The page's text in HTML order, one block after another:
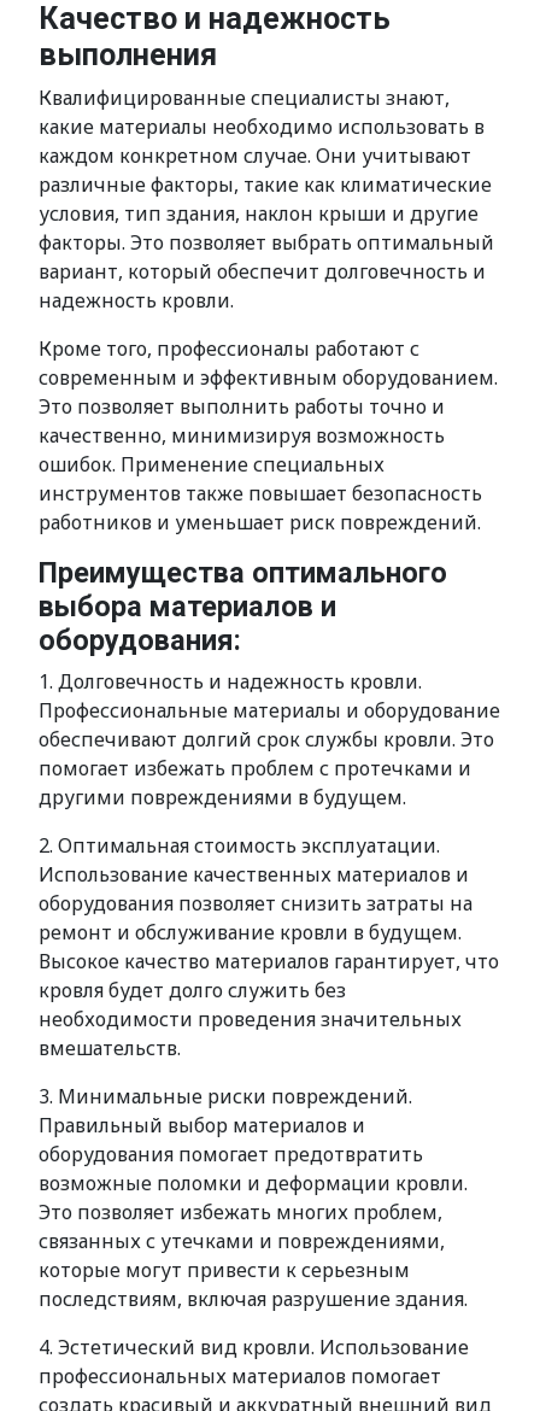
Качество и надежность
выполнения
Квалифицированные специалисты знают,
какие материалы необходимо использовать в
каждом конкретном случае. Они учитывают
различные факторы, такие как климатические
условия, тип здания, наклон крыши и другие
факторы. Это позволяет выбрать оптимальный
вариант, который обеспечит долговечность и
надежность кровли.
Кроме того, профессионалы работают с
современным и эффективным оборудованием.
Это позволяет выполнить работы точно и
качественно, минимизируя возможность
ошибок. Применение специальных
инструментов также повышает безопасность
работников и уменьшает риск повреждений.
Преимущества оптимального
выбора материалов и
оборудования:
1. Долговечность и надежность кровли.
Профессиональные материалы и оборудование
обеспечивают долгий срок службы кровли. Это
помогает избежать проблем с протечками и
другими повреждениями в будущем.
2. Оптимальная стоимость эксплуатации.
Использование качественных материалов и
оборудования позволяет снизить затраты на
ремонт и обслуживание кровли в будущем.
Высокое качество материалов гарантирует, что
кровля будет долго служить без
необходимости проведения значительных
вмешательств.
3. Минимальные риски повреждений.
Правильный выбор материалов и
оборудования помогает предотвратить
возможные поломки и деформации кровли.
Это позволяет избежать многих проблем,
связанных с утечками и повреждениями,
которые могут привести к серьезным
последствиям, включая разрушение здания.
4. Эстетический вид кровли. Использование
профессиональных материалов помогает
создать красивый и аккуратный внешний вид